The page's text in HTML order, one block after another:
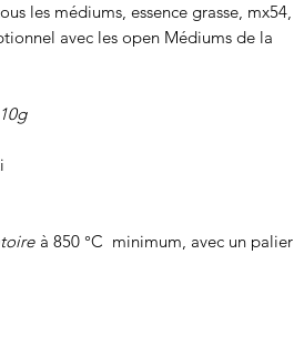
les médiums, essence grasse, mx54,
avec les open Médiums de la
10g
à 850 °C minimum, avec un palier